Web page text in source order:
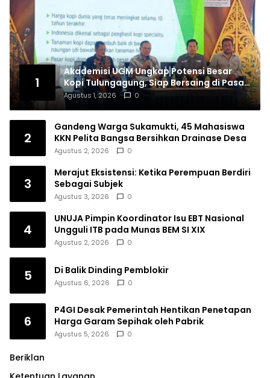
1
Akademisi UGM Ungkap Potensi Besar
Kopi Tulungagung, Siap Bersaing di Pasar
Nasional hingga Dunia
Agustus 1, 2026 0
2
Gandeng Warga Sukamukti, 45 Mahasiswa
KKN Pelita Bangsa Bersihkan Drainase Desa
Agustus 2, 2026 0
3
Merajut Eksistensi: Ketika Perempuan Berdiri
Sebagai Subjek
Agustus 3, 2026 0
4
UNUJA Pimpin Koordinator Isu EBT Nasional
Ungguli ITB pada Munas BEM SI XIX
Agustus 2, 2026 0
5 Di Balik Dinding Pemblokir
Agustus 6, 2026 0
6
P4GI Desak Pemerintah Hentikan Penetapan
Harga Garam Sepihak oleh Pabrik
Agustus 5, 2026 0
Beriklan